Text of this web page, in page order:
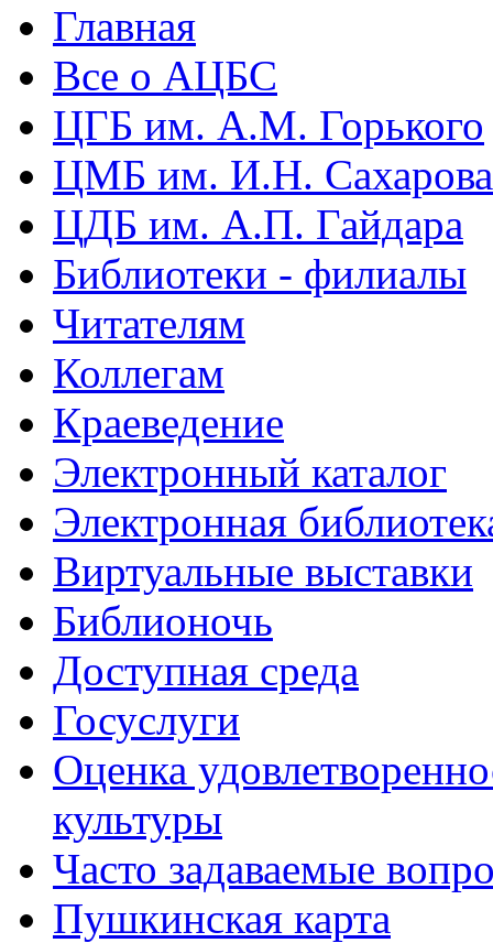
Главная
Все о АЦБС
ЦГБ им. А.М. Горького
ЦМБ им. И.Н. Сахарова
ЦДБ им. А.П. Гайдара
Библиотеки - филиалы
Читателям
Коллегам
Краеведение
Электронный каталог
Электронная
Виртуальные выставки
Библионочь
Доступная среда
Госуслуги
Оценка
культуры
Часто задаваемые
Пушкинская карта